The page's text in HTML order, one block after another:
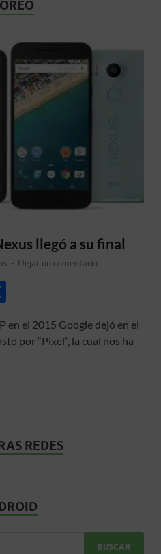
llegó a su final
- Dejar un comentario
m
en el 2015 Google dejó en el
por “Pixel”, la cual nos ha
REDES